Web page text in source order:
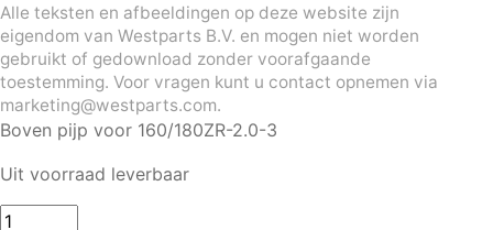
Alle teksten en afbeeldingen op deze website zijn
eigendom van Westparts B.V. en mogen niet worden
gebruikt of gedownload zonder voorafgaande
toestemming. Voor vragen kunt u contact opnemen via
marketing@westparts.com.
Boven pijp voor 160/180ZR-2.0-3
Uit voorraad leverbaar
Boven